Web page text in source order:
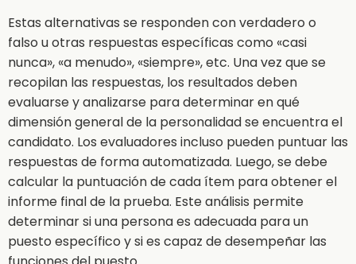
Estas alternativas se responden con verdadero o
falso u otras respuestas específicas como «casi
nunca», «a menudo», «siempre», etc. Una vez que se
recopilan las respuestas, los resultados deben
evaluarse y analizarse para determinar en qué
dimensión general de la personalidad se encuentra el
candidato. Los evaluadores incluso pueden puntuar las
respuestas de forma automatizada. Luego, se debe
calcular la puntuación de cada ítem para obtener el
informe final de la prueba. Este análisis permite
determinar si una persona es adecuada para un
puesto específico y si es capaz de desempeñar las